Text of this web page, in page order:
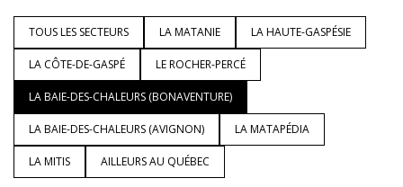
TOUS LES SECTEURS LA MATANIE LA HAUTE-GASPÉSIE
LA CÔTE-DE-GASPÉ LE ROCHER-PERCÉ
LA BAIE-DES-CHALEURS (BONAVENTURE)
LA BAIE-DES-CHALEURS (AVIGNON) LA MATAPÉDIA
LA MITIS AILLEURS AU QUÉBEC